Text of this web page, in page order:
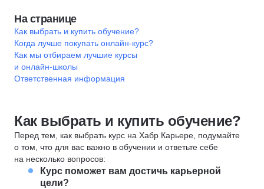
На странице
Как выбрать и купить обучение?
Когда лучше покупать онлайн-курс?
Как мы отбираем лучшие курсы
и онлайн-школы
Ответственная информация
Как выбрать и купить обучение?
Перед тем, как выбрать курс на Хабр Карьере, подумайте
о том, что для вас важно в обучении и ответьте себе
на несколько вопросов:
Курс поможет вам достичь карьерной
цели?